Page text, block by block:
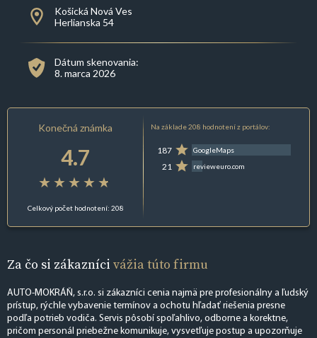
Košická Nová Ves
Herlianska 54
Dátum skenovania:
8. marca 2026
Konečná známka
4.7
Celkový počet hodnotení: 208
Na základe 208 hodnotení z portálov:
187 GoogleMaps
21 revieweuro.com
Za čo si zákazníci vážia túto firmu
AUTO-MOKRÁŇ, s.r.o. si zákazníci cenia najmä pre profesionálny a ľudský
prístup, rýchle vybavenie termínov a ochotu hľadať riešenia presne
podľa potrieb vodiča. Servis pôsobí spoľahlivo, odborne a korektne,
pričom personál priebežne komunikuje, vysvetľuje postup a upozorňuje